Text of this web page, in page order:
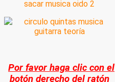
Por favor haga clic con el
botón derecho del ratón